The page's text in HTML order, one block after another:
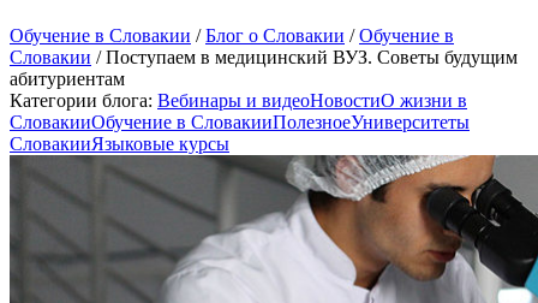
Обучение в Словакии /Блог о Словакии /Обучение в
Словакии /Поступаем в медицинский ВУЗ. Советы будущим
абитуриентам
Категории блога: Вебинары и видеоНовостиО жизни в
СловакииОбучение в СловакииПолезноеУниверситеты
СловакииЯзыковые курсы